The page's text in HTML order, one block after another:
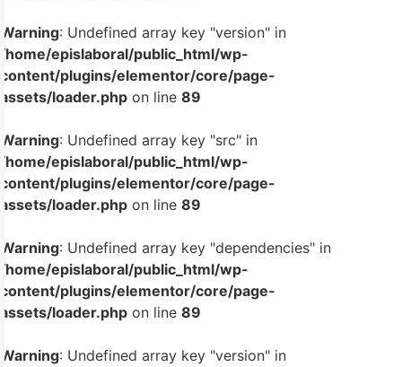
Warning: Undefined array key "version" in
/home/epislaboral/public_html/wp-
content/plugins/elementor/core/page-
assets/loader.php on line 89
Warning: Undefined array key "src" in
/home/epislaboral/public_html/wp-
content/plugins/elementor/core/page-
assets/loader.php on line 89
Warning: Undefined array key "dependencies" in
/home/epislaboral/public_html/wp-
content/plugins/elementor/core/page-
assets/loader.php on line 89
Warning: Undefined array key "version" in